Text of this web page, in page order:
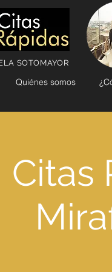
Quiénes somos
SOTOMAYOR
Citas